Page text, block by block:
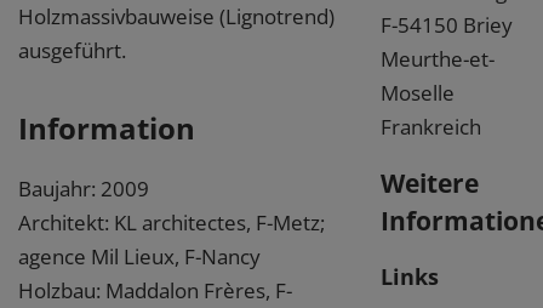
Holzmassivbauweise (Lignotrend)
ausgeführt.
Information
Baujahr: 2009
Architekt: KL architectes, F-Metz;
agence Mil Lieux, F-Nancy
Holzbau: Maddalon Frères, F-
F-54150 Briey
Meurthe-et-
Moselle
Frankreich
Weitere
Links